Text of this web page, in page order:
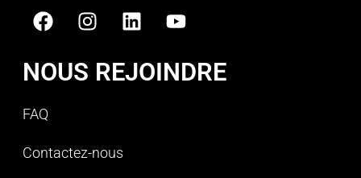
NOUS REJOINDRE
FAQ
Contactez-nous